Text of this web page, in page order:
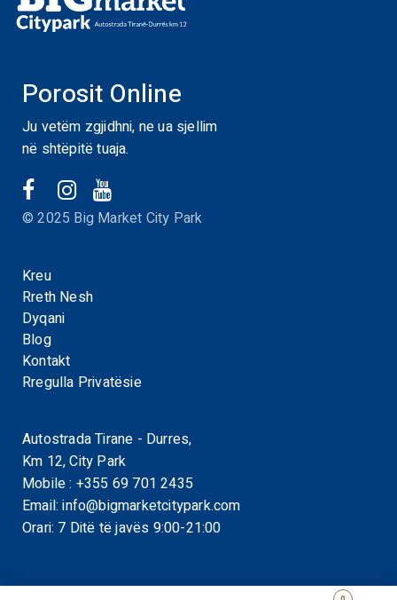
Porosit Online
Ju vetëm zgjidhni, ne ua sjellim
në shtëpitë tuaja.
© 2025 Big Market City Park
Kreu
Rreth Nesh
Dyqani
Blog
Kontakt
Rregulla Privatësie
Autostrada Tirane - Durres,
Km 12, City Park
Mobile : +355 69 701 2435
Email:info@bigmarketcitypark.com
Orari: 7 Ditë të javës 9:00-21:00